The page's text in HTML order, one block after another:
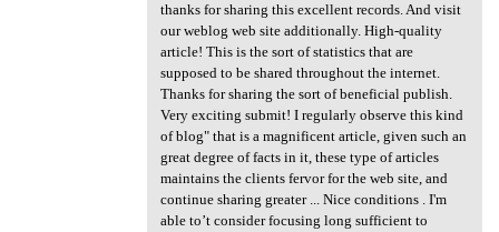
thanks for sharing this excellent records. And visit
our weblog web site additionally. High-quality
article! This is the sort of statistics that are
supposed to be shared throughout the internet.
Thanks for sharing the sort of beneficial publish.
Very exciting submit! I regularly observe this kind
of blog" that is a magnificent article, given such an
great degree of facts in it, these type of articles
maintains the clients fervor for the web site, and
continue sharing greater ... Nice conditions . I'm
able to’t consider focusing long sufficient to